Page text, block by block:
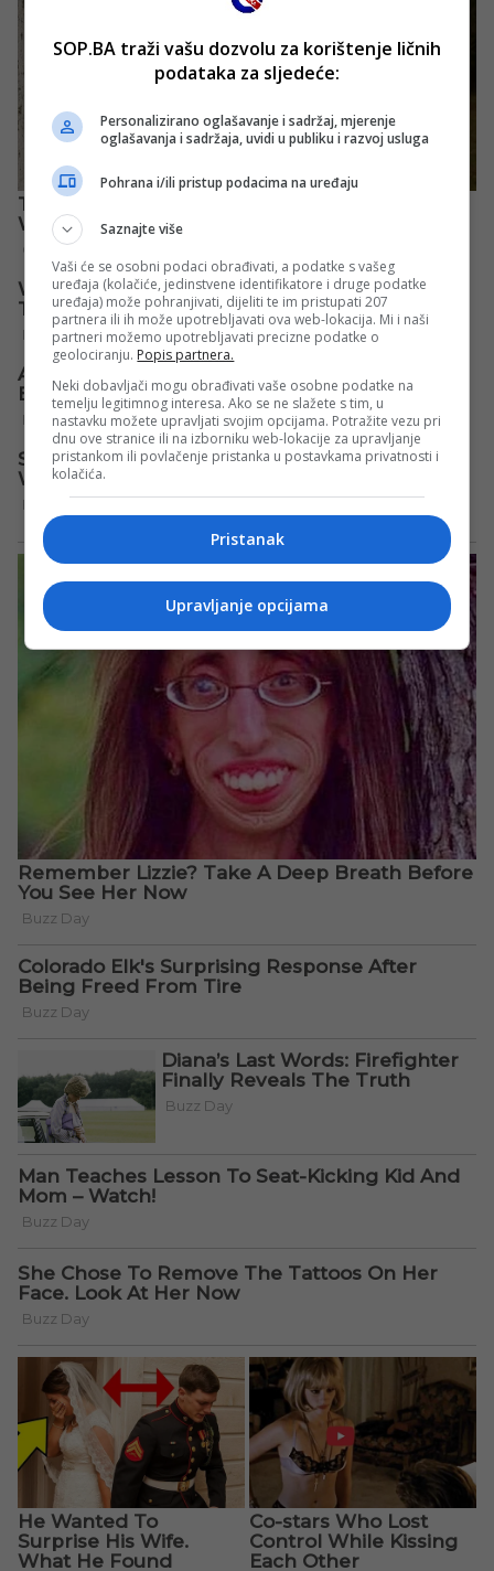
SOP.BA traži vašu dozvolu za korištenje ličnih
podataka za sljedeće:
Personalizirano oglašavanje i sadržaj, mjerenje
oglašavanja i sadržaja, uvidi u publiku i razvoj usluga
Pohrana i/ili pristup podacima na uređaju
Saznajte više
Vaši će se osobni podaci obrađivati, a podatke s vašeg
uređaja (kolačiće, jedinstvene identifikatore i druge podatke
uređaja) može pohranjivati, dijeliti te im pristupati 207
partnera ili ih može upotrebljavati ova web-lokacija. Mi i naši
partneri možemo upotrebljavati precizne podatke o
geolociranju. Popis partnera.
Neki dobavljači mogu obrađivati vaše osobne podatke na
temelju legitimnog interesa. Ako se ne slažete s tim, u
nastavku možete upravljati svojim opcijama. Potražite vezu pri
dnu ove stranice ili na izborniku web-lokacije za upravljanje
pristankom ili povlačenje pristanka u postavkama privatnosti i
kolačića.
Pristanak
Upravljanje opcijama